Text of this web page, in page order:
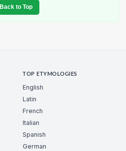
Back to Top
TOP ETYMOLOGIES
English
Latin
French
Italian
Spanish
German